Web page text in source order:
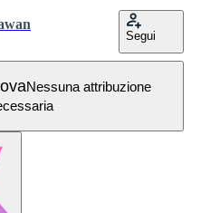
Segui
Nessuna attribuzione